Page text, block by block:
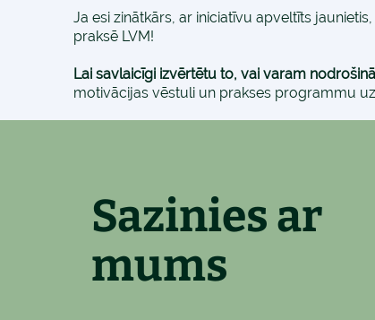
Ja esi zinātkārs, ar iniciatīvu apveltīts
praksē LVM!
Lai savlaicīgi izvērtētu to, vai varam
motivācijas vēstuli un prakses programmu
Sazinies ar
mums